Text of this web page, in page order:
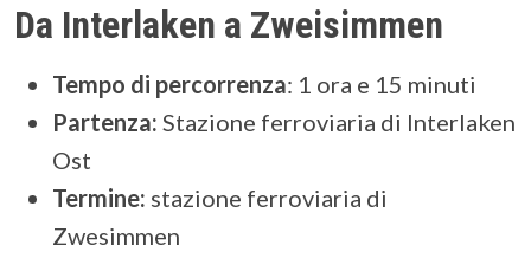
Da Interlaken a Zweisimmen
Tempo di percorrenza: 1 ora e 15 minuti
Partenza: Stazione ferroviaria di Interlaken
Ost
Termine: stazione ferroviaria di
Zwesimmen